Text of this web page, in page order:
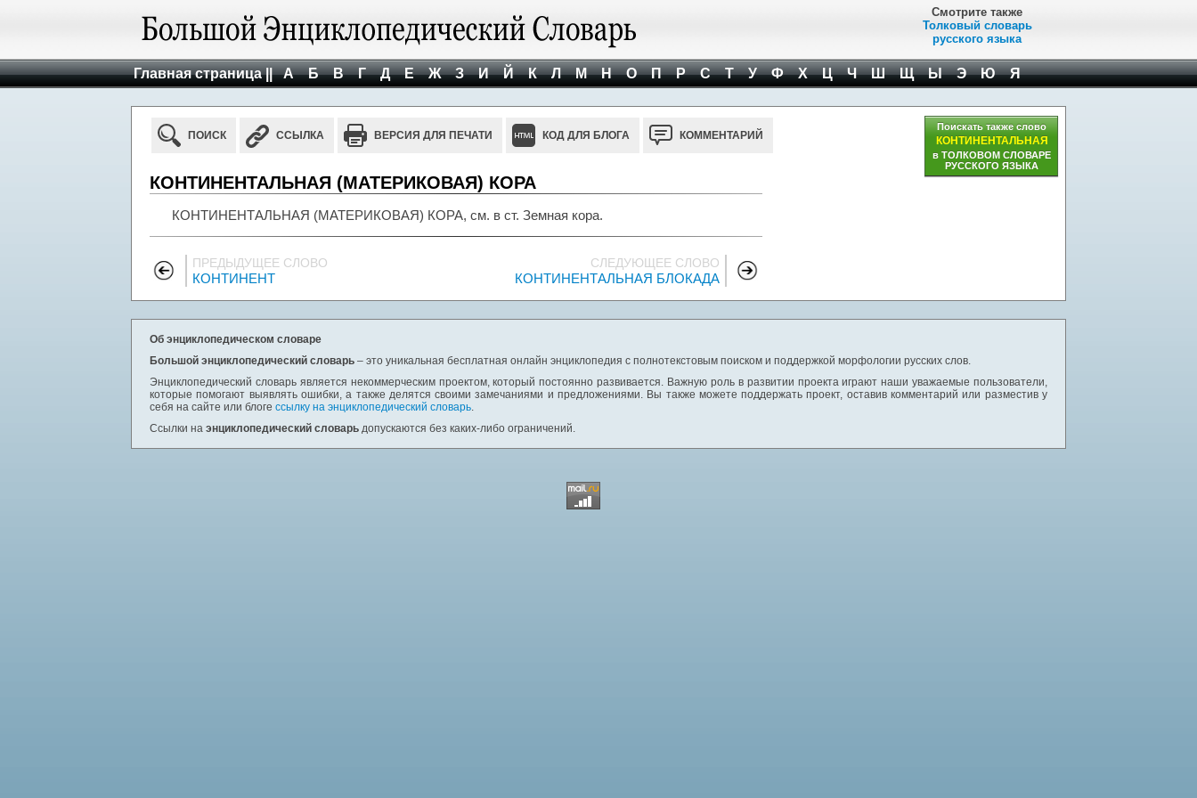
Смотрите также
Толковый словарь
русского языка
Главная страница || А Б В Г Д Е Ж З И Й К Л М Н О П Р С Т У Ф Х Ц Ч Ш Щ Ы Э Ю Я
ПОИСК ССЫЛКА ВЕРСИЯ ДЛЯ ПЕЧАТИ КОД ДЛЯ БЛОГА КОММЕНТАРИЙ
КОНТИНЕНТАЛЬНАЯ (МАТЕРИКОВАЯ) КОРА
КОНТИНЕНТАЛЬНАЯ (МАТЕРИКОВАЯ) КОРА, см. в ст. Земная кора.
ПРЕДЫДУЩЕЕ СЛОВО
КОНТИНЕНТ
СЛЕДУЮЩЕЕ СЛОВО
КОНТИНЕНТАЛЬНАЯ БЛОКАДА
Поискать также слово
КОНТИНЕНТАЛЬНАЯ
в ТОЛКОВОМ СЛОВАРЕ
РУССКОГО ЯЗЫКА
Об энциклопедическом словаре
Большой энциклопедический словарь – это уникальная бесплатная онлайн энциклопедия с полнотекстовым поиском и поддержкой морфологии русских слов.
Энциклопедический словарь является некоммерческим проектом, который постоянно развивается. Важную роль в развитии проекта играют наши уважаемые пользователи,
которые помогают выявлять ошибки, а также делятся своими замечаниями и предложениями. Вы также можете поддержать проект, оставив комментарий или разместив у
себя на сайте или блоге ссылку на энциклопедический словарь.
Ссылки на энциклопедический словарь допускаются без каких-либо ограничений.